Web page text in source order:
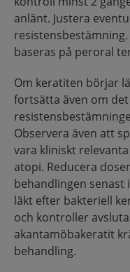
anlänt. Justera
baseras på peroral
Om keratiten börjar
fortsätta även om det
Observera även att
vara kliniskt
atopi. Reducera
behandlingen senast
läkt efter bakteriell
och kontroller
akantamöbakeratit
behandling.